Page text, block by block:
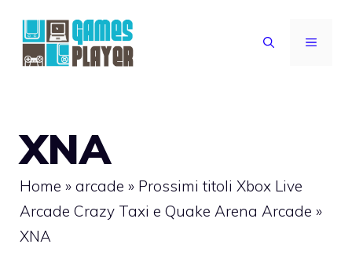
contenuto
MENU
XNA
Home » arcade » Prossimi titoli Xbox Live
Arcade Crazy Taxi e Quake Arena Arcade »
XNA